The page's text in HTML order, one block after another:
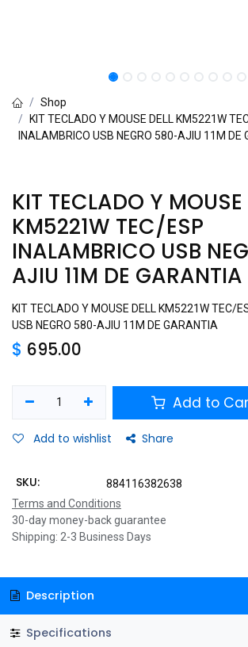
Shop
KIT TECLADO Y MOUSE DELL KM5221W
INALAMBRICO USB NEGRO 580-AJIU 11M DE
KIT TECLADO Y MOUSE
KM5221W TEC/ESP
INALAMBRICO USB
AJIU 11M DE GARANTIA
KIT TECLADO Y MOUSE DELL KM5221W TEC/
USB NEGRO 580-AJIU 11M DE GARANTIA
$ 695.00
Add to
Add to wishlist Share
SKU:
884116382638
Terms and Conditions
30-day money-back guarantee
Shipping: 2-3 Business Days
Description
Specifications